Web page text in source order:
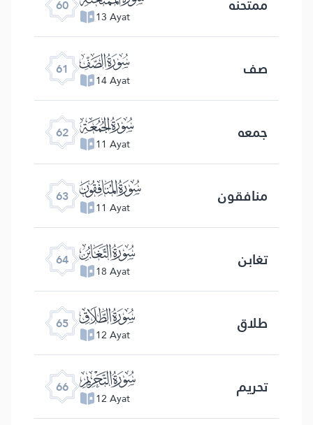
60
13 Ayat
61 ﯪ
14 Ayat صف
62 ﯫ
11 Ayat جمعه
63 ﯬ
11 Ayat منافقون
64 ﯭ
18 Ayat تغابن
65 ﯮ
12 Ayat طلاق
66 ﯯ
12 Ayat تحریم